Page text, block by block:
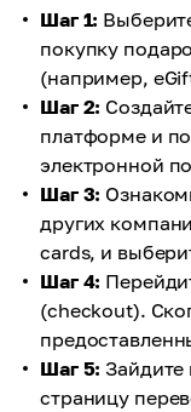
Шаг 1:
покупку
(например,
Шаг 2:
платформе и
электронной
Шаг 3:
других
cards, и
Шаг 4:
(checkout).
Шаг 5: Зайдите
страницу